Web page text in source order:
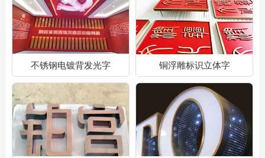
不锈钢电镀背发光字 铜浮雕标识立体字